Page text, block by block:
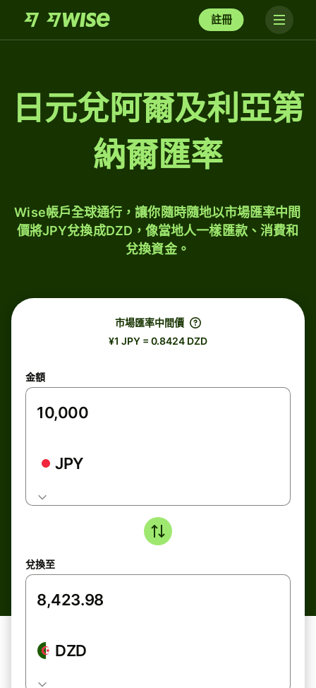
註冊
日元兌阿爾及利亞第
納爾匯率
Wise帳戶全球通行，讓你隨時隨地以市場匯率中間
價將JPY兌換成DZD，像當地人一樣匯款、消費和
兌換資金。
市場匯率中間價
¥1 JPY = 0.8424 DZD
金額
JPY
兌換至
DZD